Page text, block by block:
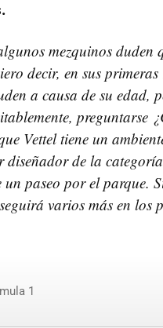
mezquinos duden
decir, en sus
a causa de su edad,
preguntarse
Vettel tiene un
diseñador de la
paseo por el parque.
varios más en los
1